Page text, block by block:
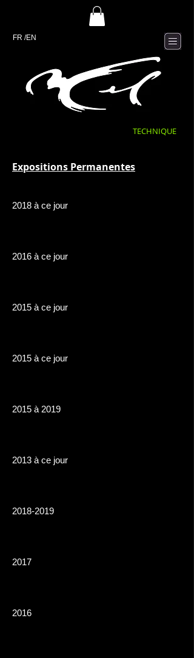
FR /EN
TECHNIQUE
Expositions Permanentes
2018 à ce jour
2016 à ce jour
2015 à ce jour
2015 à ce jour
2015 à 2019
2013 à ce jour
2018-2019
2017
2016